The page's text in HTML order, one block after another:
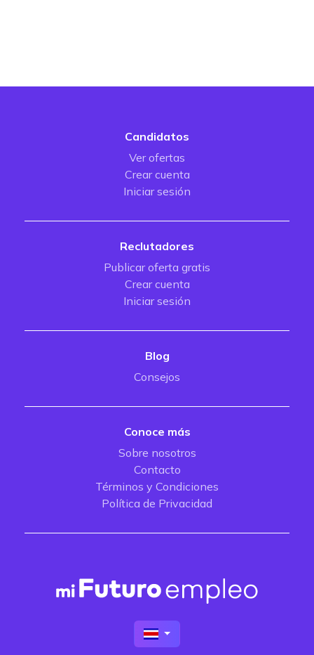
Candidatos
Ver ofertas
Crear cuenta
Iniciar sesión
Reclutadores
Publicar oferta gratis
Crear cuenta
Iniciar sesión
Blog
Consejos
Conoce más
Sobre nosotros
Contacto
Términos y Condiciones
Política de Privacidad